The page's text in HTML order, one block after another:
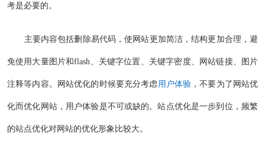
考是必要的。
主要内容包括删除易代码，使网站更加简洁，结构更加合理，避
免使用大量图片和flash、关键字位置、关键字密度、网站链接、图片
注释等内容。网站优化的时候要充分考虑用户体验 ，不要为了网站优
化而优化网站，用户体验是不可或缺的。站点优化是一步到位，频繁
的站点优化对网站的优化形象比较大。